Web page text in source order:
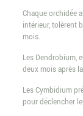
Chaque orchidée
intérieur, tolèrent
mois.
Les Dendrobium,
deux mois après
Les Cymbidium
pour déclencher